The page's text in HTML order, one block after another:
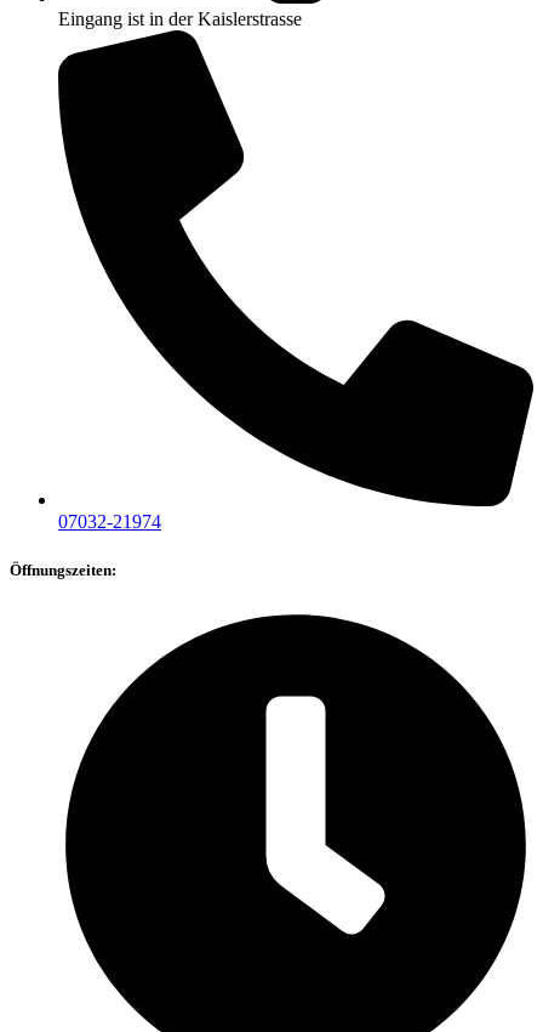
Eingang ist in der Kaislerstrasse
07032-21974
Öffnungszeiten: